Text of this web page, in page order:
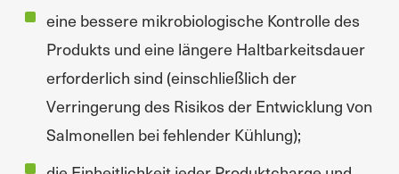
eine bessere mikrobiologische Kontrolle des
Produkts und eine längere Haltbarkeitsdauer
erforderlich sind (einschließlich der
Verringerung des Risikos der Entwicklung von
Salmonellen bei fehlender Kühlung);